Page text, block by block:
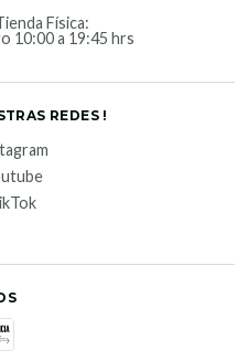
Física:
10:00 a 19:45 hrs
REDES !